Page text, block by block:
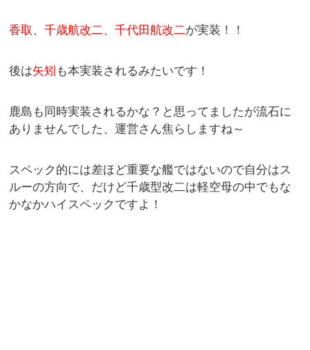
香取 、千歳航改二、千代田航改二が実装！！
後は矢矧 も本実装されるみたいです！
鹿島も同時実装されるかな？と思ってましたが流石に
ありませんでした、運営さん焦らしますね～
スペック的には差ほど重要な艦ではないので自分はス
ルーの方向で、だけど千歳型改二は軽空母の中でもな
かなかハイスペックですよ！